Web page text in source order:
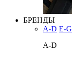
БРЕНДЫ
A-D E-G
A-D